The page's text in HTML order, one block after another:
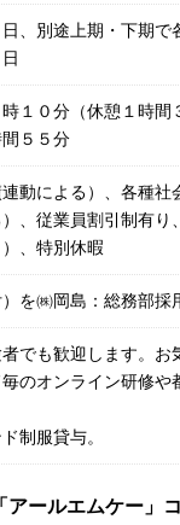
、別途上期・下期で
１０分（休憩１時間
５５分
動による）、各種
）、従業員割引制有
、特別休暇
を㈱岡島：総務部採
でも歓迎します。お
のオンライン研修
制服貸与。
ールエムケー」